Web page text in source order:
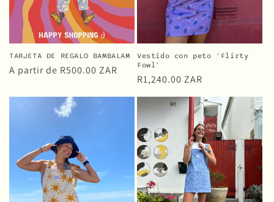
TARJETA DE REGALO BAMBALAM
Precio
A partir de R500.00 ZAR
Vestido con peto 'Flirty
Fowl'
Precio
R1,240.00 ZAR